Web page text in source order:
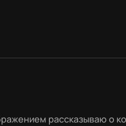
рассказываю о